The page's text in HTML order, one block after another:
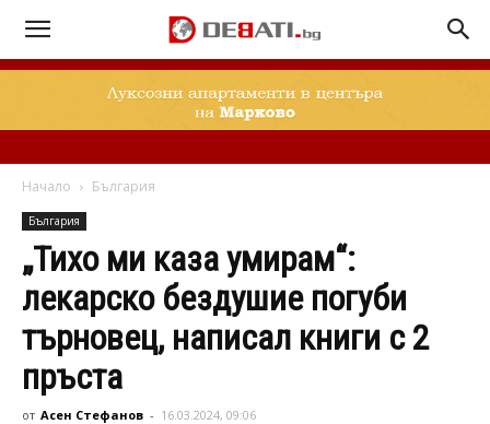
Начало България
България
„Тихо ми каза умирам“:
лекарско бездушие погуби
търновец, написал книги с 2
пръста
от Асен Стефанов - 16.03.2024, 09:06